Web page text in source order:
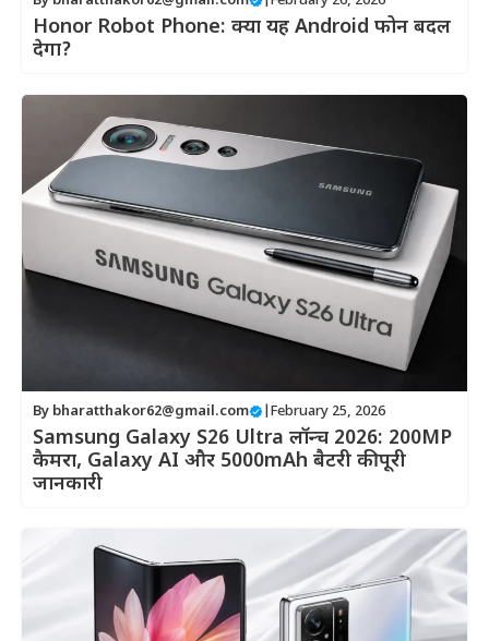
Honor Robot Phone: क्या यह Android फोन बदल
देगा?
By bharatthakor62@gmail.com February 25, 2026
Samsung Galaxy S26 Ultra लॉन्च 2026: 200MP
कैमरा, Galaxy AI और 5000mAh बैटरी की पूरी
जानकारी